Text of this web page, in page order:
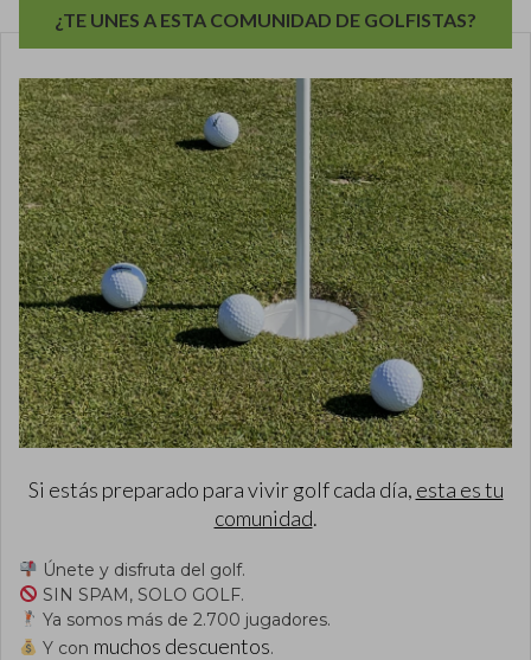
¿TE UNES A ESTA COMUNIDAD DE GOLFISTAS?
Si estás preparado para vivir golf cada día, esta es tu
comunidad.
Únete y disfruta del golf.
SIN SPAM, SOLO GOLF.
Ya somos más de 2.700 jugadores.
Y con muchos descuentos.